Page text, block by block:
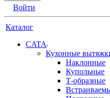
Войти
Каталог
CATA
Кухонные
Наклонные
Купольные
Т-образные